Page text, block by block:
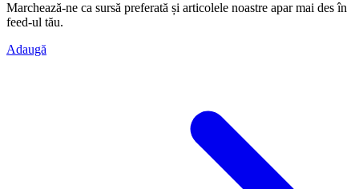
Marchează-ne ca sursă preferată și articolele noastre apar mai des în
feed-ul tău.
Adaugă